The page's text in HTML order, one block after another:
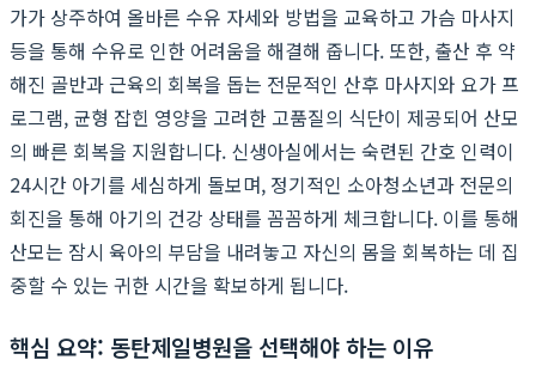
가가 상주하여 올바른 수유 자세와 방법을 교육하고 가슴 마사지
등을 통해 수유로 인한 어려움을 해결해 줍니다. 또한, 출산 후 약
해진 골반과 근육의 회복을 돕는 전문적인 산후 마사지와 요가 프
로그램, 균형 잡힌 영양을 고려한 고품질의 식단이 제공되어 산모
의 빠른 회복을 지원합니다. 신생아실에서는 숙련된 간호 인력이
24시간 아기를 세심하게 돌보며, 정기적인 소아청소년과 전문의
회진을 통해 아기의 건강 상태를 꼼꼼하게 체크합니다. 이를 통해
산모는 잠시 육아의 부담을 내려놓고 자신의 몸을 회복하는 데 집
중할 수 있는 귀한 시간을 확보하게 됩니다.
핵심 요약: 동탄제일병원을 선택해야 하는 이유